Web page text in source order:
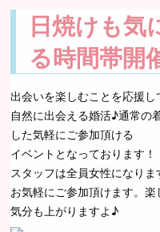
日焼けも気
る時間帯開
出会いを楽しむことを応援し
自然に出会える婚活♪通常の
した気軽にご参加頂ける
イベントとなっております！
スタッフは全員女性になり
お気軽にご参加頂けます。楽
気分も上がりますよ♪